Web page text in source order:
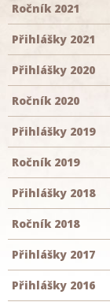
Ročník 2021
Přihlášky 2021
Přihlášky 2020
Ročník 2020
Přihlášky 2019
Ročník 2019
Přihlášky 2018
Ročník 2018
Přihlášky 2017
Přihlášky 2016